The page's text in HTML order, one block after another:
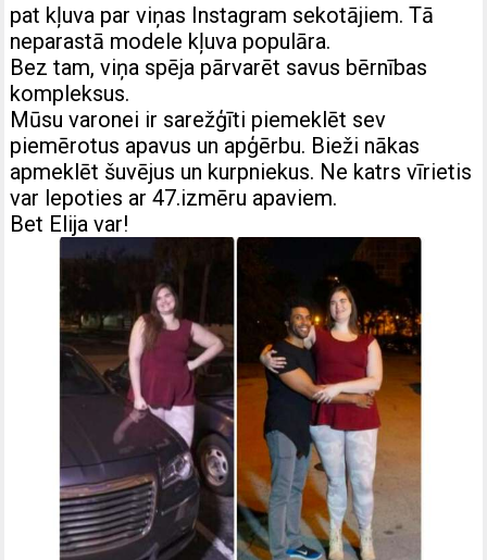
pat kļuva par viņas Instagram sekotājiem. Tā
neparastā modele kļuva populāra.
Bez tam, viņa spēja pārvarēt savus bērnības
kompleksus.
Mūsu varonei ir sarežģīti piemeklēt sev
piemērotus apavus un apģērbu. Bieži nākas
apmeklēt šuvējus un kurpniekus. Ne katrs vīrietis
var lepoties ar 47.izmēru apaviem.
Bet Elija var!